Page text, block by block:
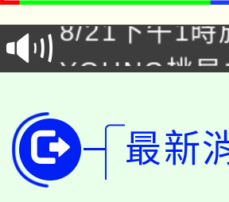
場熱烈登場!
8/21下午1時
徵才活動。
YOUNG桃
開!
115年桃園
田徑場及游泳
桃園市低收
最新